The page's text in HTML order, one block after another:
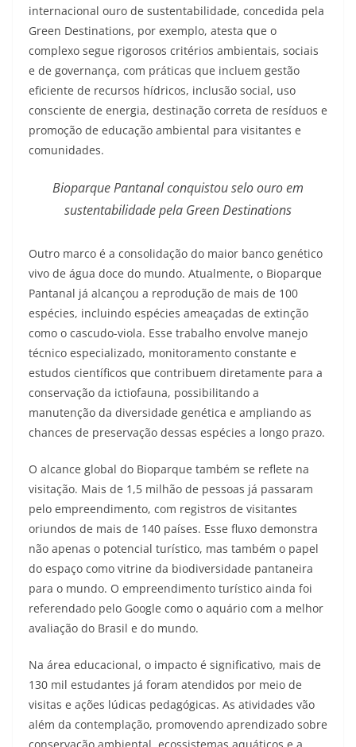
internacional ouro de sustentabilidade, concedida pela
Green Destinations, por exemplo, atesta que o
complexo segue rigorosos critérios ambientais, sociais
e de governança, com práticas que incluem gestão
eficiente de recursos hídricos, inclusão social, uso
consciente de energia, destinação correta de resíduos e
promoção de educação ambiental para visitantes e
comunidades.
Bioparque Pantanal conquistou selo ouro em
sustentabilidade pela Green Destinations
Outro marco é a consolidação do maior banco genético
vivo de água doce do mundo. Atualmente, o Bioparque
Pantanal já alcançou a reprodução de mais de 100
espécies, incluindo espécies ameaçadas de extinção
como o cascudo-viola. Esse trabalho envolve manejo
técnico especializado, monitoramento constante e
estudos científicos que contribuem diretamente para a
conservação da ictiofauna, possibilitando a
manutenção da diversidade genética e ampliando as
chances de preservação dessas espécies a longo prazo.
O alcance global do Bioparque também se reflete na
visitação. Mais de 1,5 milhão de pessoas já passaram
pelo empreendimento, com registros de visitantes
oriundos de mais de 140 países. Esse fluxo demonstra
não apenas o potencial turístico, mas também o papel
do espaço como vitrine da biodiversidade pantaneira
para o mundo. O empreendimento turístico ainda foi
referendado pelo Google como o aquário com a melhor
avaliação do Brasil e do mundo.
Na área educacional, o impacto é significativo, mais de
130 mil estudantes já foram atendidos por meio de
visitas e ações lúdicas pedagógicas. As atividades vão
além da contemplação, promovendo aprendizado sobre